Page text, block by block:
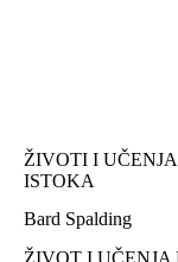
ŽIVOTI I
ISTOKA
Bard Spalding
ŽIVOT I UČENJA